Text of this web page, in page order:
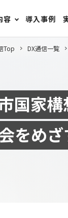
容 導入事例
Top DX通信一覧
国家
をめざ